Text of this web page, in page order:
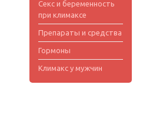
Секс и беременность
при климаксе
Препараты и средства
Гормоны
Климакс у мужчин